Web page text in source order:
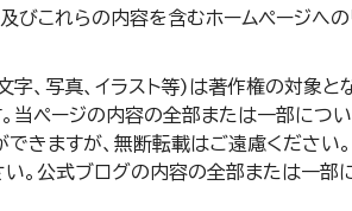
これらの内容を含むホームページへの
、写真、イラスト等)は著作権の対象と
当ページの内容の全部または一部につ
できますが、無断転載はご遠慮くださ
。公式ブログの内容の全部または一部